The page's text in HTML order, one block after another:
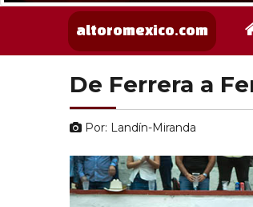
altoromexico.com
De Ferrera a
Por: Landín-Miranda